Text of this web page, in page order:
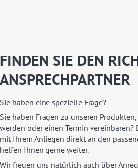
FINDEN SIE DEN
ANSPRECHPARTNER
Sie haben eine spezielle Frage?
Sie haben Fragen zu unseren
werden oder einen Termin vereinbaren?
mit Ihrem Anliegen direkt an den
helfen Ihnen gerne weiter.
Wir freuen uns natürlich auch über